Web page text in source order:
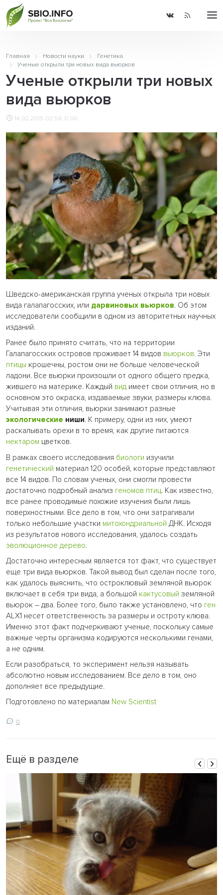
Главная Новости науки
Генетика
Ученые открыли три новых вида вьюрков
Ученые открыли три новых
вида вьюрков
14.02.2015 02:56 0.00
Шведско-американская группа ученых открыла три новых
вида галапагосских, или дарвиновых вьюрков. Об этом
исследователи сообщили в одном из авторитетных научных
изданий.
Ранее было принято считать, что на территории
Галапагосских островов проживает 14 видов вьюрков. Эти
птицы крошечны, ростом они не больше человеческой
ладони. Все вьюрки произошли от одного общего предка,
жившего на материке. Каждый вид имеет свои отличия, но в
основном это окраска, издаваемые звуки, размеры клюва.
Учитывая эти отличия, вьюрки занимают разные
экологические ниши. К примеру, одни из них, умеют
раскалывать орехи в то время, как другие питаются
нектаром цветков.
В рамках своего исследования биологи изучили
генетический материал 120 особей, которые представляют
все 14 видов. По словам ученых, они смогли провести
достаточно подробный анализ геномов птиц. Как известно,
все ранее проводимые похожие изучения были лишь
поверхностными. Все дело в том, что они затрагивали
только небольшие участки митохондриальной ДНК. Исходя
из результатов нового исследования, удалось создать
эволюционное дерево.
Достаточно интересным является тот факт, что существует
еще три вида вьюрков. Такой вывод был сделан после того,
как удалось выяснить, что остроклювый земляной вьюрок
включает в себя три вида, а большой кактусовый земляной
вьюрок – два. Более того, было также установлено, что ген
ALX1 несет ответственность за размеры и остроту клюва.
Именно этот факт подчеркивают ученые, поскольку самые
важные черты организма кодируются несколькими генами,
а не одним.
Если разобраться, то эксперимент нельзя называть
абсолютно новым исследованием. Все дело в том, оно
дополняет все предыдущие.
Подготовлено по материалам New Scientist
0
Ещё в разделе